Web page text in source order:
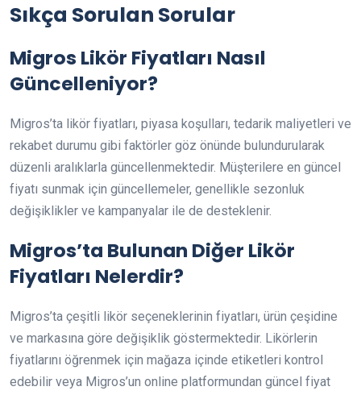
Sıkça Sorulan Sorular
Migros Likör Fiyatları Nasıl
Güncelleniyor?
Migros’ta likör fiyatları, piyasa koşulları, tedarik maliyetleri ve
rekabet durumu gibi faktörler göz önünde bulundurularak
düzenli aralıklarla güncellenmektedir. Müşterilere en güncel
fiyatı sunmak için güncellemeler, genellikle sezonluk
değişiklikler ve kampanyalar ile de desteklenir.
Migros’ta Bulunan Diğer Likör
Fiyatları Nelerdir?
Migros’ta çeşitli likör seçeneklerinin fiyatları, ürün çeşidine
ve markasına göre değişiklik göstermektedir. Likörlerin
fiyatlarını öğrenmek için mağaza içinde etiketleri kontrol
edebilir veya Migros’un online platformundan güncel fiyat